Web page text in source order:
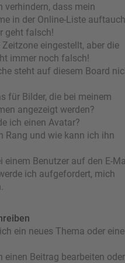
verhindern, dass mein
in der Online-Liste
geht falsch!
Zeitzone eingestellt, aber die
immer noch falsch!
steht auf diesem Board
für Bilder, die bei meinem
angezeigt werden?
ich einen Avatar?
Rang und wie kann ich ihn
einem Benutzer auf den E-
ich aufgefordert, mich
ein neues Thema oder eine
einen Beitrag bearbeiten oder